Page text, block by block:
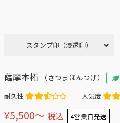
スタンプ印（浸透印）
薩摩本柘 （さつまほんつげ）
耐久性 人気度
¥5,500〜 税込 4営業日発送